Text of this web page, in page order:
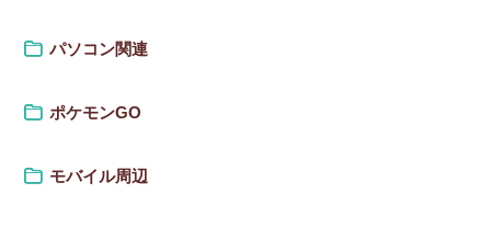
パソコン関連
ポケモンGO
モバイル周辺